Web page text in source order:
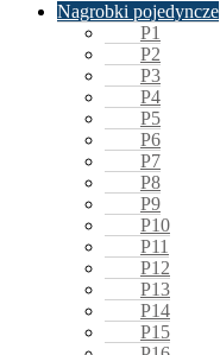
Nagrobki pojedyncze
P1
P2
P3
P4
P5
P6
P7
P8
P9
P10
P11
P12
P13
P14
P15